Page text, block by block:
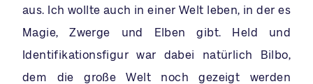
aus. Ich wollte auch in einer Welt leben, in der es
Magie, Zwerge und Elben gibt. Held und
Identifikationsfigur war dabei natürlich Bilbo,
dem die große Welt noch gezeigt werden